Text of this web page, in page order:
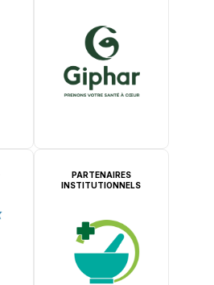
PARTENAIRES
INSTITUTIONNELS